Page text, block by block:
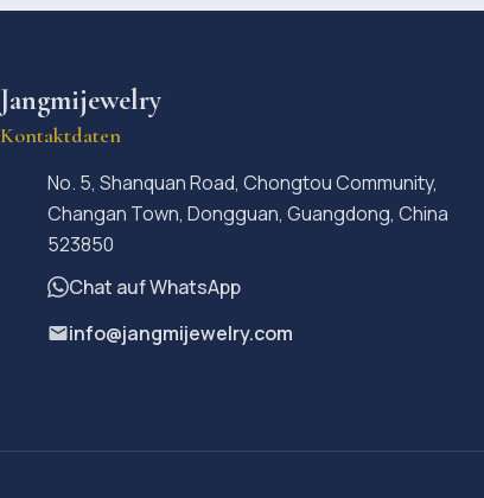
Jangmijewelry
Kontaktdaten
No. 5, Shanquan Road, Chongtou Community,
Changan Town, Dongguan, Guangdong, China
523850
Chat auf WhatsApp
info@jangmijewelry.com